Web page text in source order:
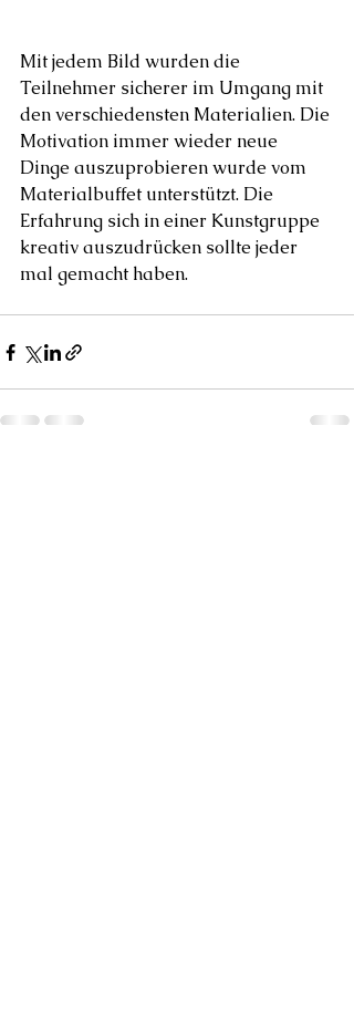
Mit jedem Bild wurden die
Teilnehmer sicherer im Umgang mit
den verschiedensten Materialien. Die
Motivation immer wieder neue
Dinge auszuprobieren wurde vom
Materialbuffet unterstützt. Die
Erfahrung sich in einer Kunstgruppe
kreativ auszudrücken sollte jeder
mal gemacht haben.